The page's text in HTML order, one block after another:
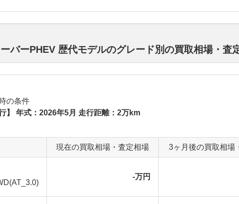
バーPHEV 歴代モデルのグレード別の買取相場・査
の条件
行】 年式：2026年5月 走行距離：2万km
現在の買取相場・査定相場 3ヶ月後の買取相場
-万円